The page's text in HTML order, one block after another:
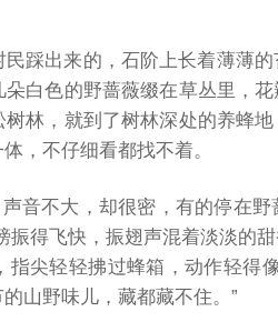
踩出来的，石阶上长着薄薄
白色的野蔷薇缀在草丛里，
林，就到了树林深处的养蜂
，不仔细看都找不着。
音不大，却很密，有的停在
振得飞快，振翅声混着淡淡的
尖轻轻拂过蜂箱，动作轻得
山野味儿，藏都藏不住。”